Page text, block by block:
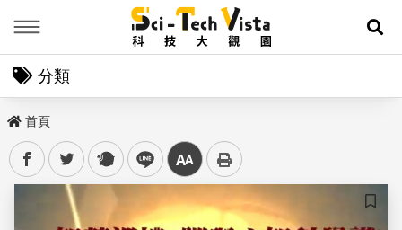
展
分類
首頁
facebooktwitter plurk line 中
儲存